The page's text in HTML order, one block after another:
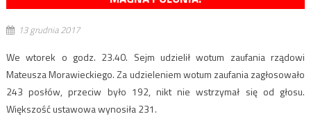
13 grudnia 2017
We wtorek o godz. 23.40. Sejm udzielił wotum zaufania rządowi
Mateusza Morawieckiego. Za udzieleniem wotum zaufania zagłosowało
243 posłów, przeciw było 192, nikt nie wstrzymał się od głosu.
Większość ustawowa wynosiła 231.